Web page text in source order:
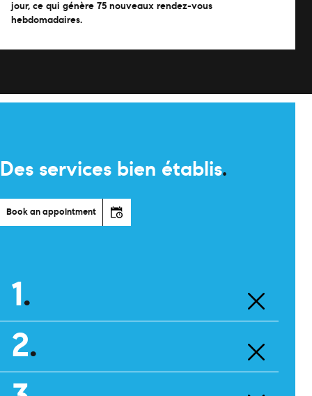
jour, ce qui génère 75 nouveaux rendez-vous
hebdomadaires.
Des services bien établis.
Book an appointment
1 .
2.